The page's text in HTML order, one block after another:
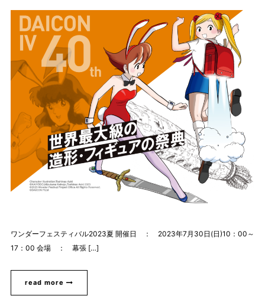
ワンダーフェスティバル2023夏 開催日 ： 2023年7月30日(日)10：00～
17：00 会場 ： 幕張 […]
read more